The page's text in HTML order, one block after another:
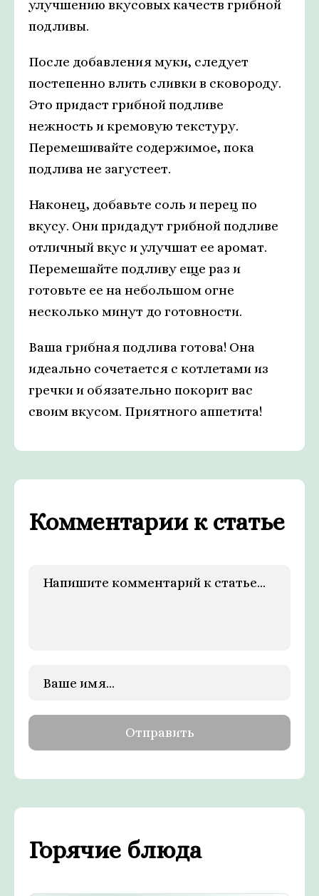
улучшению вкусовых качеств грибной
подливы.
После добавления муки, следует
постепенно влить сливки в сковороду.
Это придаст грибной подливе
нежность и кремовую текстуру.
Перемешивайте содержимое, пока
подлива не загустеет.
Наконец, добавьте соль и перец по
вкусу. Они придадут грибной подливе
отличный вкус и улучшат ее аромат.
Перемешайте подливу еще раз и
готовьте ее на небольшом огне
несколько минут до готовности.
Ваша грибная подлива готова! Она
идеально сочетается с котлетами из
гречки и обязательно покорит вас
своим вкусом. Приятного аппетита!
Комментарии к статье
Горячие блюда